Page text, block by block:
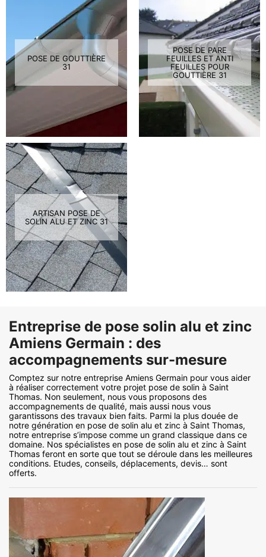
POSE DE GOUTTIÈRE
31
POSE DE PARE
FEUILLES ET ANTI
FEUILLES POUR
GOUTTIÈRE 31
ARTISAN POSE DE
SOLIN ALU ET ZINC 31
Entreprise de pose solin alu et zinc
Amiens Germain : des
accompagnements sur-mesure
Comptez sur notre entreprise Amiens Germain pour vous aider
à réaliser correctement votre projet pose de solin à Saint
Thomas. Non seulement, nous vous proposons des
accompagnements de qualité, mais aussi nous vous
garantissons des travaux bien faits. Parmi la plus douée de
notre génération en pose de solin alu et zinc à Saint Thomas,
notre entreprise s’impose comme un grand classique dans ce
domaine. Nos spécialistes en pose de solin alu et zinc à Saint
Thomas feront en sorte que tout se déroule dans les meilleures
conditions. Etudes, conseils, déplacements, devis… sont
offerts.